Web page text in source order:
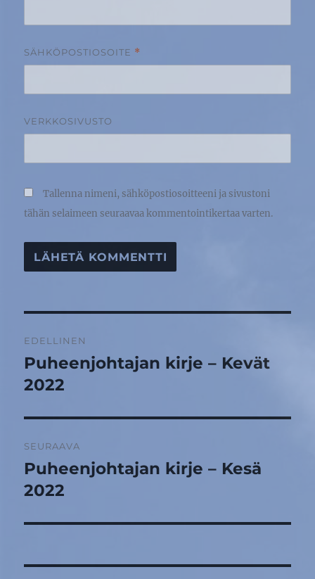
SÄHKÖPOSTIOSOITE *
VERKKOSIVUSTO
Tallenna nimeni, sähköpostiosoitteeni ja sivustoni
tähän selaimeen seuraavaa kommentointikertaa varten.
selaus
EDELLINEN
Edellinen
artikkeli:
Puheenjohtajan kirje – Kevät
2022
SEURAAVA
Seuraava
artikkeli:
Puheenjohtajan kirje – Kesä
2022